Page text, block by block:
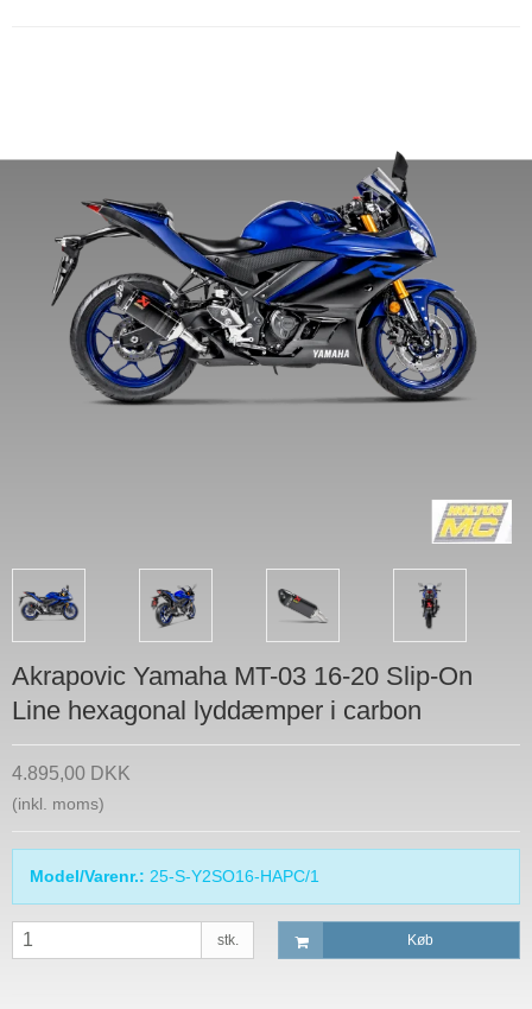
Akrapovic Yamaha MT-03 16-20 Slip-On
Line hexagonal lyddæmper i carbon
4.895,00 DKK
(inkl. moms)
Model/Varenr.: 25-S-Y2SO16-HAPC/1
stk. Køb